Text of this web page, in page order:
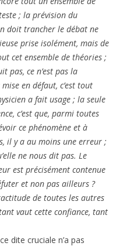
; la prévision du
doit trancher le débat ne
prise isolément, mais de
cet ensemble de théories ;
pas, ce n’est pas la
en défaut, c’est tout
a fait usage ; la seule
c’est que, parmi toutes
ce phénomène et à
il y a au moins une erreur ;
ne nous dit pas. Le
est précisément contenue
et non pas ailleurs ?
de toutes les autres
vaut cette confiance, tant
dite cruciale n’a pas